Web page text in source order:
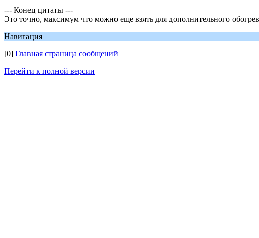
--- Конец цитаты ---
Это точно, максимум что можно еще взять для дополнительного
Навигация
[0] Главная страница сообщений
Перейти к полной версии